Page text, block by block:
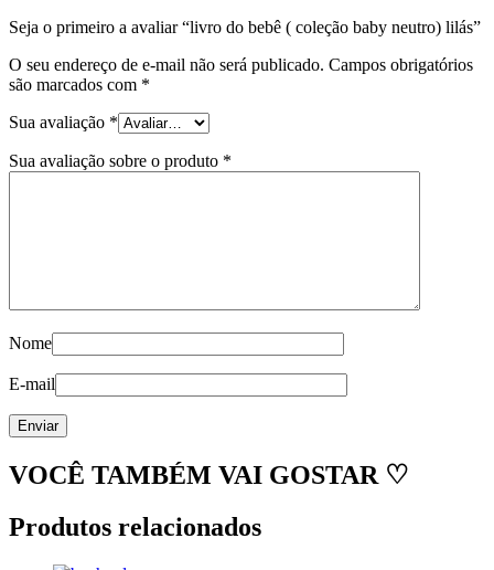
Seja o primeiro a avaliar “livro do bebê ( coleção baby neutro) lilás”
O seu endereço de e-mail não será publicado. Campos obrigatórios
são marcados com *
Sua avaliação *
Sua avaliação sobre o produto *
Nome
E-mail
VOCÊ TAMBÉM VAI GOSTAR ♡
Produtos relacionados